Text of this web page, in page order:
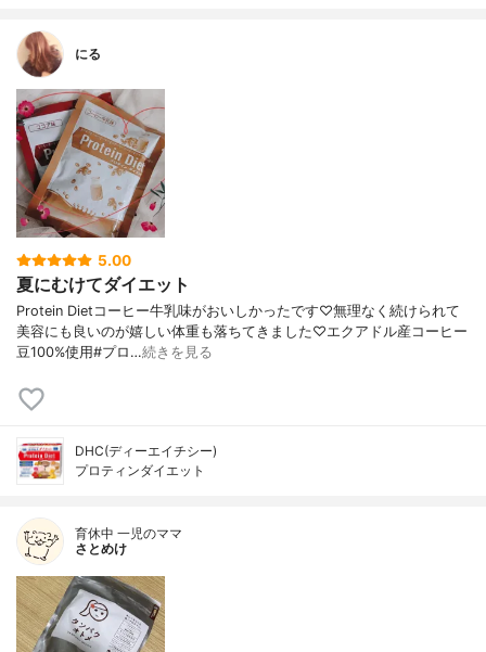
にる
5.00
夏にむけてダイエット
Protein Dietコーヒー牛乳味がおいしかったです♡無理なく続けられて
美容にも良いのが嬉しい体重も落ちてきました♡エクアドル産コーヒー
豆100%使用#プロ…続きを見る
DHC(ディーエイチシー)
プロティンダイエット
育休中 一児のママ
さとめけ